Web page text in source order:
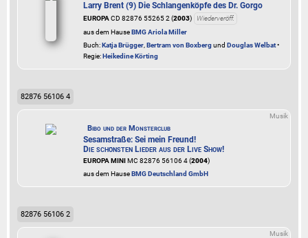
Larry Brent (9) Die Schlangenköpfe des Dr. Gorgo
EUROPACD 82876 55265 2 (2003)
Wiederveröff.
aus dem HauseBMG Ariola Miller
Buch:Katja Brügger,Bertram von Boxbergund Douglas Welbat•
Regie:Heikedine Körting
82876 56106 4
Musik
Bibo und der Monsterclub
Sesamstraße: Sei mein Freund!
Die schönsten Lieder aus der Live Show!
EUROPA MINIMC 82876 56106 4 (2004)
aus dem HauseBMG Deutschland GmbH
82876 56106 2
Musik